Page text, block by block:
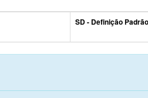
SD - Definição Padrão